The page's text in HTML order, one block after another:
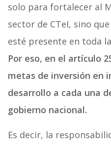
solo para fortalecer al
sector de CTeI, sino
esté presente en toda
Por eso, en el artículo
metas de inversión en
desarrollo a cada una
gobierno nacional.
Es decir, la